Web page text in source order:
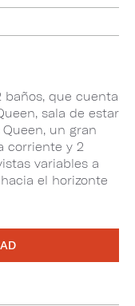
baños, que cuenta
sala de estar
un gran
corriente y 2
variables a
el horizonte